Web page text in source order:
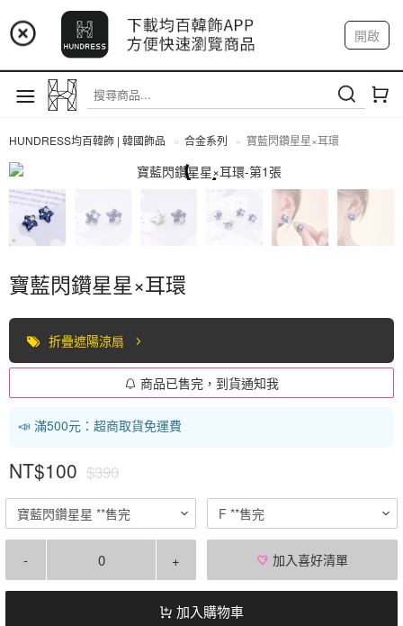
📢 市集預告：9/4-9/6 淡水捷運站
📢 市集預告：9/12-9/13 八里海巡基地
📢 市集預告：8/22-8/23 桃園青埔置地廣場
開啟
註冊 我的帳戶
HUNDRESS均百韓飾 | 韓國飾品 合金系列 寶藍閃鑽星星×耳環
寶藍閃鑽星星×耳環
折疊遮陽涼扇
商品已售完，到貨通知我
📣 滿500元：超商取貨免運費
NT$100 $390
寶藍閃鑽星星 **售完 F **售完
- + 加入喜好清單
加入購物車